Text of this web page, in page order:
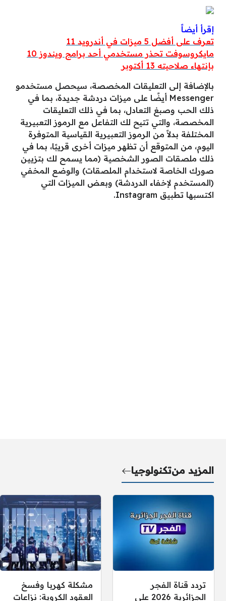
إقرأ أيضاً
تعرف على أفضل 5 ميزات في أندرويد 11
مايكروسوفت تحذر مستخدمي أحد برامج ويندوز 10
بإنتهاء صلاحيته 13 أكتوبر
بالإضافة إلى التعليقات المخصصة، سيحصل مستخدمو
Messenger أيضًا على ميزات دردشة جديدة، بما في
ذلك الحب وصبغ التعادل، بما في ذلك التعليقات
المخصصة، والتي تتيح لك التفاعل مع الرموز التعبيرية
المختلفة بدلاً من الرموز التعبيرية القياسية المتوفرة
اليوم، من المتوقع أن تظهر ميزات أخرى قريبًا، بما في
ذلك ملصقات الصور الشخصية (مما يسمح لك بتزيين
صورك الخاصة لاستخدام الملصقات) والوضع المخفي
(المستخدم لإخفاء الدردشة) وبعض الميزات التي
اكتسبها تطبيق Instagram.
المزيد منتكنولوجيا
تردد قناة الفجر
الجزائرية 2026 على
مشكلة كهربا وفسخ
العقود الكروية: نزاعات